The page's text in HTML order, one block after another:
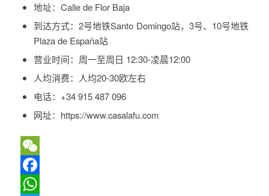
地址： Calle de Flor Baja
到达方式：2号地铁Santo Domingo站，3号、10号地铁
Plaza de España站
营业时间： 周一至周日 12:30-凌晨12:00
人均消费： 人均20-30欧左右
电话： +34 915 487 096
网址： https://www.casalafu.com
WeChat
Facebook